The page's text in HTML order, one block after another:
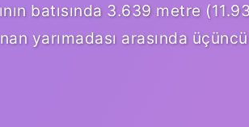
batısında 3.639 metre
yarımadası arasında